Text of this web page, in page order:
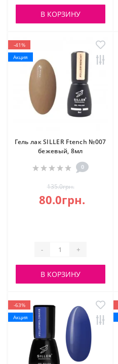
В КОРЗИНУ
-41%
Акция
Гель лак SILLER Ftench №007
бежевый, 8мл
0
135.0грн.
80.0грн.
- +
В КОРЗИНУ
-63%
Акция